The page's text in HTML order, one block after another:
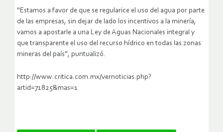
“Estamos a favor de que se regularice el uso del agua por parte
de las empresas, sin dejar de lado los incentivos a la minería,
vamos a apostarle a una Ley de Aguas Nacionales integral y
que transparente el uso del recurso hídrico en todas las zonas
mineras del país”, puntualizó.
http://www.critica.com.mx/vernoticias.php?
artid=71825&mas=1